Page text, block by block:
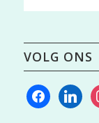
VOLG ONS
facebooklinkedin